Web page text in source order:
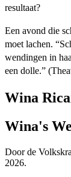
resultaat?
Een avond die
moet lachen.
wendingen in
een dolle.”
Wina
Wina's
Door de
2026.